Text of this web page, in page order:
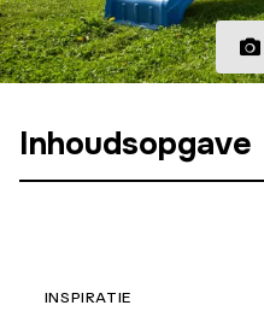
Inhoudsopgave
INSPIRATIE